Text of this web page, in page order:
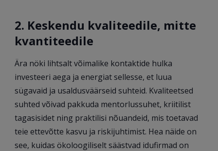
2. Keskendu kvaliteedile, mitte
kvantiteedile
Ära nöki lihtsalt võimalike kontaktide hulka
investeeri aega ja energiat sellesse, et luua
sügavaid ja usaldusväärseid suhteid. Kvaliteetsed
suhted võivad pakkuda mentorlussuhet, kriitilist
tagasisidet ning praktilisi nõuandeid, mis toetavad
teie ettevõtte kasvu ja riskijuhtimist. Hea näide on
see, kuidas ökoloogiliselt säästvad idufirmad on